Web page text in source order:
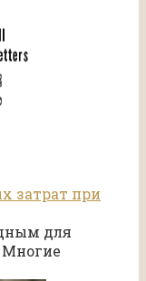
затрат при
для
Многие